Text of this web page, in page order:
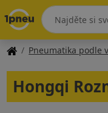
Pneumatika podle
Hongqi